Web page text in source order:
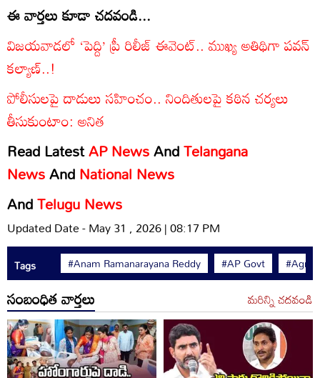
ఈ వార్తలు కూడా చదవండి...
విజయవాడలో ‘పెద్ది’ ప్రీ రిలీజ్ ఈవెంట్.. ముఖ్య అతిథిగా పవన్
కల్యాణ్..!
పోలీసులపై దాడులు సహించం.. నిందితులపై కఠిన చర్యలు
తీసుకుంటాం: అనిత
Read LatestAP NewsAndTelangana
NewsAndNational News
AndTelugu News
Updated Date - May 31 , 2026 | 08:17 PM
Tags #Anam Ramanarayana Reddy #AP Govt
సంబంధిత వార్తలు మరిన్ని చదవండి